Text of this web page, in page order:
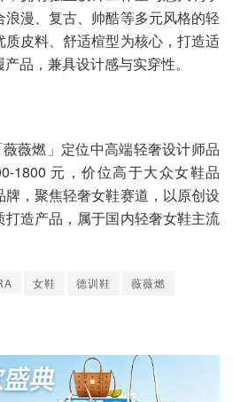
漫、复古、帅酷等多元风格的轻
皮料、舒适楦型为核心，打造适
品，兼具设计感与实穿性。
薇燃」定位中高端轻奢设计师品
1800 元，价位高于大众女鞋品
，聚焦轻奢女鞋赛道，以原创设
造产品，属于国内轻奢女鞋主流
女鞋 德训鞋
薇薇燃